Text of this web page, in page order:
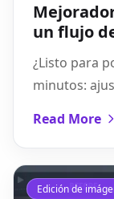
un flujo
¿Listo para
minutos:
Read More
Edición de